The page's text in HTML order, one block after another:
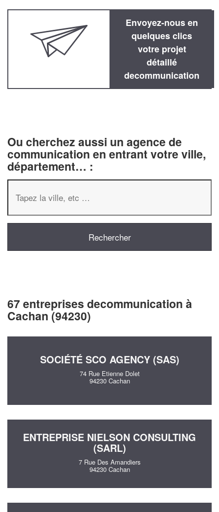
Envoyez-nous en
quelques clics
votre projet
détaillé
decommunication
Ou cherchez aussi un agence de
communication en entrant votre ville,
département… :
67 entreprises decommunication à
Cachan (94230)
SOCIÉTÉ SCO AGENCY (SAS)
74 Rue Etienne Dolet
94230 Cachan
ENTREPRISE NIELSON CONSULTING
(SARL)
7 Rue Des Amandiers
94230 Cachan